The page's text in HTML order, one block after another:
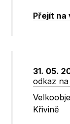
Přejít na
31. 05.
odkaz
Křivině